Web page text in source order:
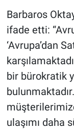
Barbaros
ifade etti:
‘Avrupa’dan
bir bürokratik
ulaşımı daha